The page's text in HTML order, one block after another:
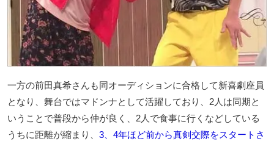
一方の前田真希さんも同オーディションに合格して新喜劇座員
となり、舞台ではマドンナとして活躍しており、2人は同期と
いうことで普段から仲が良く、2人で食事に行くなどしている
うちに距離が縮まり、 3、4年ほど前から真剣交際をスタートさ